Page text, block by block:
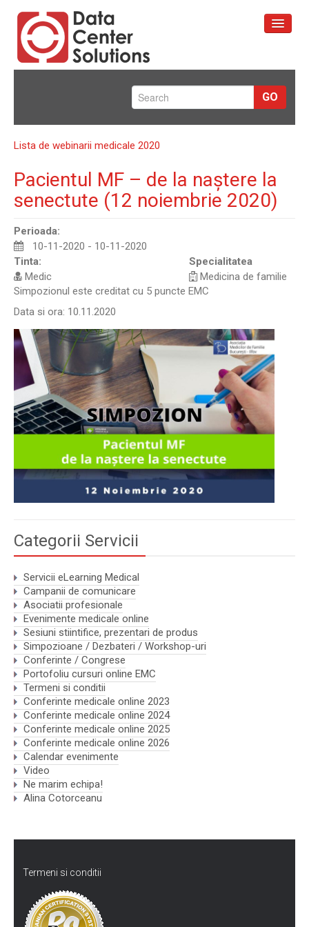
GO
Lista de webinarii medicale 2020
Pacientul MF – de la naștere la
senectute (12 noiembrie 2020)
Perioada:
10-11-2020 - 10-11-2020
Tinta:
Medic
Specialitatea
Medicina de familie
Simpozionul este creditat cu 5 puncte EMC
Data si ora: 10.11.2020
Categorii Servicii
Servicii eLearning Medical
Campanii de comunicare
Asociatii profesionale
Evenimente medicale online
Sesiuni stiintifice, prezentari de produs
Simpozioane / Dezbateri / Workshop-uri
Conferinte / Congrese
Portofoliu cursuri online EMC
Termeni si conditii
Conferinte medicale online 2023
Conferinte medicale online 2024
Conferinte medicale online 2025
Conferinte medicale online 2026
Calendar evenimente
Video
Ne marim echipa!
Alina Cotorceanu
Termeni si conditii